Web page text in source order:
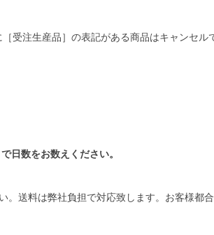
受注生産品］の表記がある商品はキャンセル
日数をお数えください。
送料は弊社負担で対応致します。お客様都